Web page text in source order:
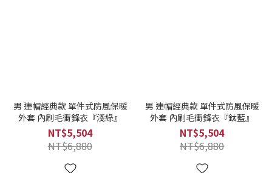
男 連帽經典款 單件式防風保暖
外套 內刷毛衝鋒衣『淺綠』
NT$5,504
NT$6,880
男 連帽經典款 單件式防風保暖
外套 內刷毛衝鋒衣『鈦藍』
NT$5,504
NT$6,880